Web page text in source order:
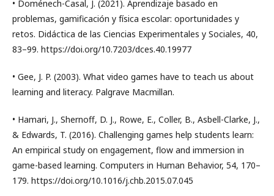
• Doménech-Casal, J. (2021). Aprendizaje basado en
problemas, gamificación y física escolar: oportunidades y
retos. Didáctica de las Ciencias Experimentales y Sociales, 40,
83–99. https://doi.org/10.7203/dces.40.19977
• Gee, J. P. (2003). What video games have to teach us about
learning and literacy. Palgrave Macmillan.
• Hamari, J., Shernoff, D. J., Rowe, E., Coller, B., Asbell-Clarke, J.,
& Edwards, T. (2016). Challenging games help students learn:
An empirical study on engagement, flow and immersion in
game-based learning. Computers in Human Behavior, 54, 170–
179. https://doi.org/10.1016/j.chb.2015.07.045